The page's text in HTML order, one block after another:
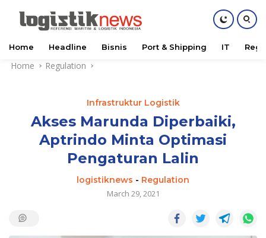
Skip
Home Headline Bisnis Port & Shipping IT
Home Regulation
Infrastruktur Logistik
Akses Marunda Diperbaiki,
Aptrindo Minta Optimasi
Pengaturan Lalin
logistiknews - Regulation
March 29, 2021